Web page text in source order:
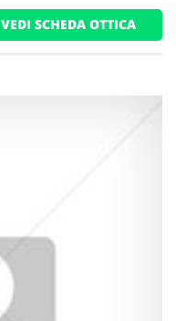
VEDI SCHEDA OTTICA